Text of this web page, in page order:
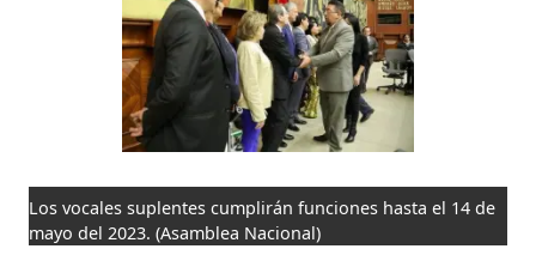
Los vocales suplentes cumplirán funciones hasta el 14 de
mayo del 2023. (Asamblea Nacional)